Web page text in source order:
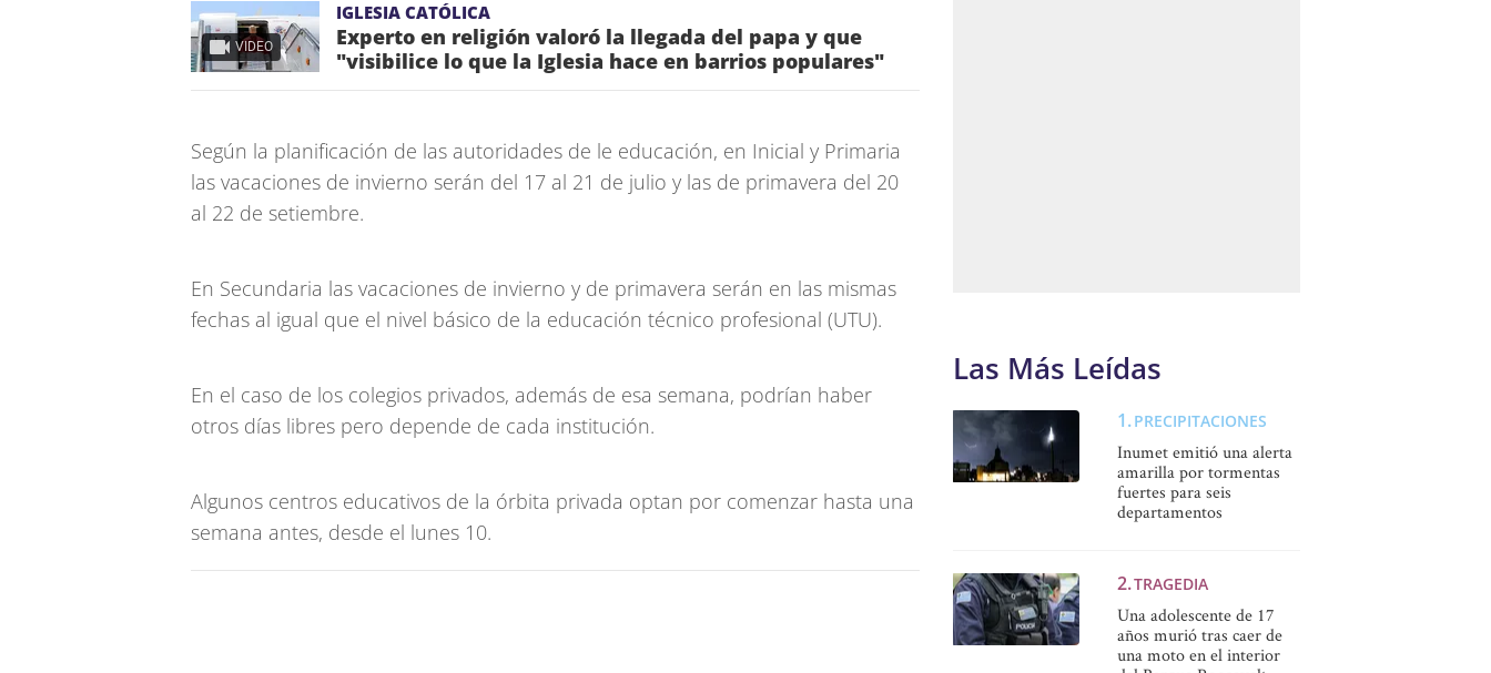
VIDEO
IGLESIA CATÓLICA
Experto en religión valoró la llegada del papa y que
"visibilice lo que la Iglesia hace en barrios populares"
Según la planificación de las autoridades de le educación, en Inicial y Primaria
las vacaciones de invierno serán del 17 al 21 de julio y las de primavera del 20
al 22 de setiembre.
En Secundaria las vacaciones de invierno y de primavera serán en las mismas
fechas al igual que el nivel básico de la educación técnico profesional (UTU).
En el caso de los colegios privados, además de esa semana, podrían haber
otros días libres pero depende de cada institución.
Algunos centros educativos de la órbita privada optan por comenzar hasta una
semana antes, desde el lunes 10.
Las Más Leídas
PRECIPITACIONES
Inumet emitió una alerta
amarilla por tormentas
fuertes para seis
departamentos
TRAGEDIA
Una adolescente de 17
años murió tras caer de
una moto en el interior